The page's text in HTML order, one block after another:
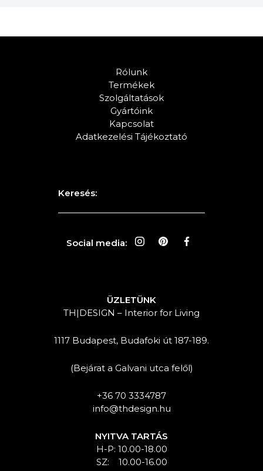
Rólunk
Termékek
Szolgáltatások
Gyártóink
Kapcsolat
Adatkezelési Tájékoztató
Keresés:
Social media:
ÜZLETÜNK
TH|DESIGN – Interior for Living
1117 Budapest, Budafoki út 187-189.
(Bejárat a Galvani utca felől)
+36 70 3334787
info@thdesign.hu
NYITVA TARTÁS
H-P: 10.00-18.00
SZ: 10.00-16.00